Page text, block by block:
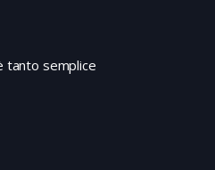
tanto semplice